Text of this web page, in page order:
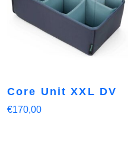
Core Unit XXL DV
€170,00